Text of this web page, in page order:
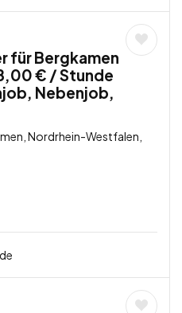
für Bergkamen
€ / Stunde
Nebenjob,
Nordrhein-Westfalen,